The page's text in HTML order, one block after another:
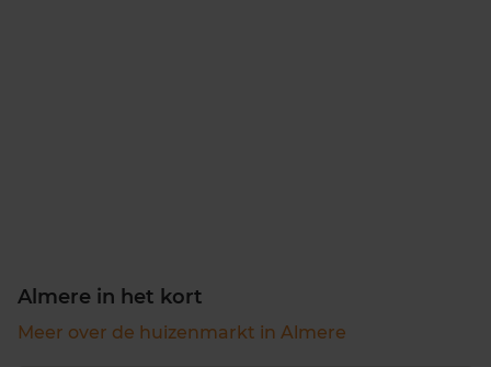
Almere in het kort
Meer over de huizenmarkt in Almere